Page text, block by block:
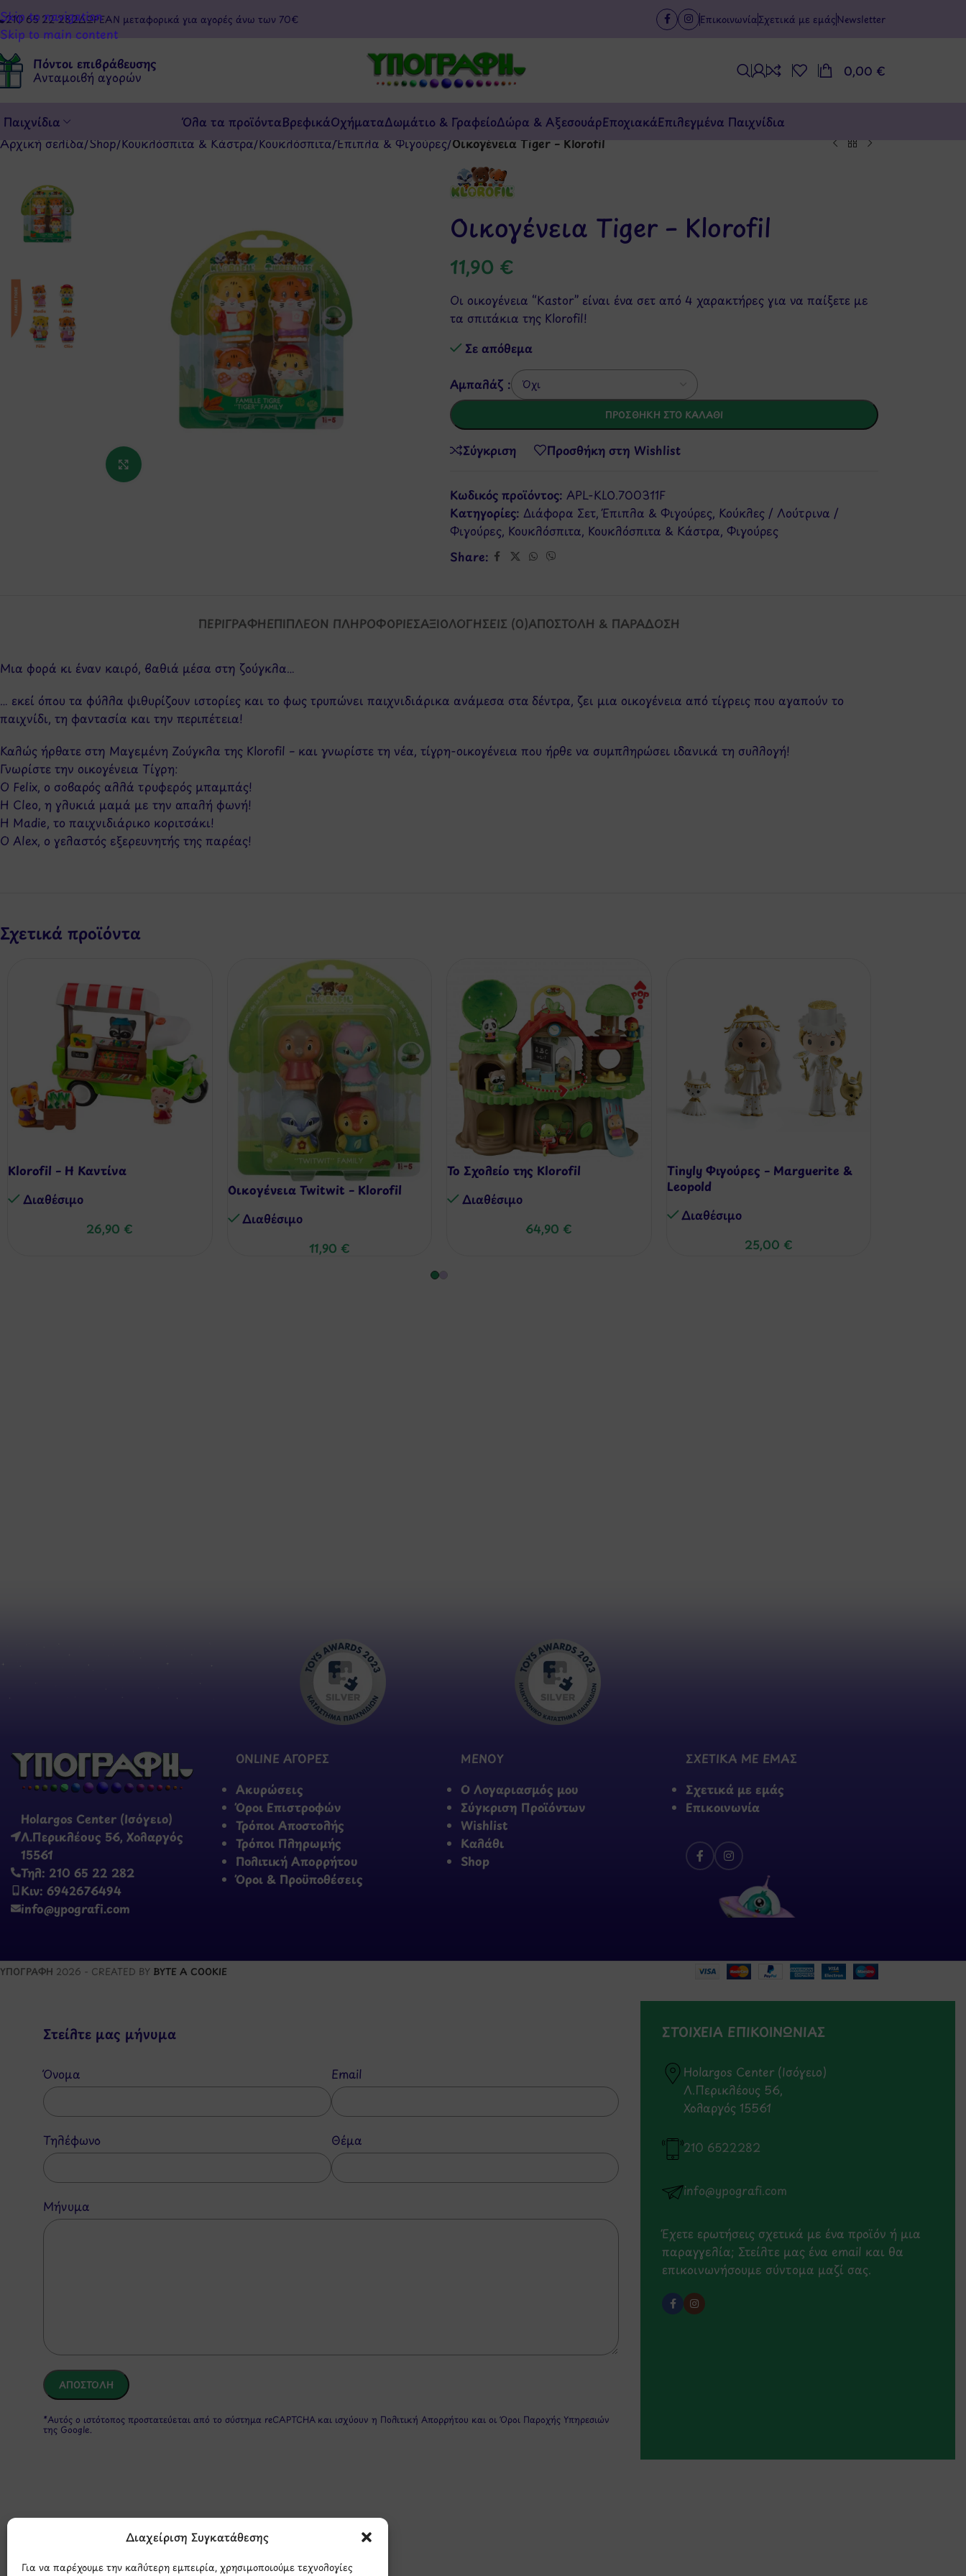
Διαχείριση Συγκατάθεσης
Για να παρέχουμε την καλύτερη εμπειρία, χρησιμοποιούμε τεχνολογίες
Skip to navigation
Skip to main content
210 65 22 282ΔΩΡΕΑΝ μεταφορικά για αγορές άνω των 70€ Επικοινωνία Σχετικά με εμάςNewsletter
Πόντοι επιβράβευσης
Ανταμοιβή αγορών 0,00 €
Παιχνίδια Όλα τα προϊόνταΒρεφικάΟχήματαΔωμάτιο & ΓραφείοΔώρα & ΑξεσουάρΕποχιακάΕπιλεγμένα Παιχνίδια
Αρχική σελίδα/Shop/Κουκλόσπιτα & Κάστρα/Κουκλόσπιτα/Έπιπλα & Φιγούρες/Οικογένεια Tiger – Klorofil
Οικογένεια Tiger – Klorofil
11,90 €
Οι οικογένεια “Kastor” είναι ένα σετ από 4 χαρακτήρες για να παίξετε με
τα σπιτάκια της Klorofil!
Σε απόθεμα
Αμπαλάζ :
ΠΡΟΣΘΉΚΗ ΣΤΟ ΚΑΛΆΘΙ
Σύγκριση Προσθήκη στη Wishlist
Κωδικός προϊόντος: APL-KLO.700311F
Κατηγορίες: Διάφορα Σετ, Έπιπλα & Φιγούρες, Κούκλες / Λούτρινα /
Φιγούρες, Κουκλόσπιτα, Κουκλόσπιτα & Κάστρα, Φιγούρες
Share:
ΠΕΡΙΓΡΑΦΉΕΠΙΠΛΈΟΝ ΠΛΗΡΟΦΟΡΊΕΣΑΞΙΟΛΟΓΉΣΕΙΣ (0)ΑΠΟΣΤΟΛΉ & ΠΑΡΆΔΟΣΗ
Μια φορά κι έναν καιρό, βαθιά μέσα στη ζούγκλα…
… εκεί όπου τα φύλλα ψιθυρίζουν ιστορίες και το φως τρυπώνει παιχνιδιάρικα ανάμεσα στα δέντρα, ζει μια οικογένεια από τίγρεις που αγαπούν το
παιχνίδι, τη φαντασία και την περιπέτεια!
Καλώς ήρθατε στη Μαγεμένη Ζούγκλα της Klorofil – και γνωρίστε τη νέα, τίγρη-οικογένεια που ήρθε να συμπληρώσει ιδανικά τη συλλογή!
Γνωρίστε την οικογένεια Τίγρη:
Ο Felix, ο σοβαρός αλλά τρυφερός μπαμπάς!
Η Cleo, η γλυκιά μαμά με την απαλή φωνή!
Η Madie, το παιχνιδιάρικο κοριτσάκι!
Ο Alex, ο γελαστός εξερευνητής της παρέας!
Σχετικά προϊόντα
Klorofil – Η Καντίνα
Διαθέσιμo
26,90€
Οικογένεια Twitwit – Klorofil
Διαθέσιμo
11,90 €
Το Σχολείο της Klorofil
Διαθέσιμo
64,90€
Tinyly Φιγούρες – Marguerite &
Leopold
Διαθέσιμo
25,00 €
Holargos Center (Ισόγειο)
Λ.Περικλέους 56, Χολαργός
15561
Τηλ: 210 65 22 282
Κιν: 6942676494
info@ypografi.com
ONLINE ΑΓΟΡΕΣ
Ακυρώσεις
Όροι Επιστροφών
Τρόποι Αποστολής
Τρόποι Πληρωμής
Πολιτική Απορρήτου
Όροι & Προϋποθέσεις
ΜΕΝΟΥ
Ο Λογαριασμός μου
Σύγκριση Προϊόντων
Wishlist
Καλάθι
Shop
ΣΧΕΤΙΚΑ ΜΕ ΕΜΑΣ
Σχετικά με εμάς
Επικοινωνία
ΥΠΟΓΡΑΦΗ 2026 - CREATED BY BYTE A COOKIE
Στείλτε μας μήνυμα
Όνομα Email
Τηλέφωνο Θέμα
Μήνυμα
*Αυτός ο ιστότοπος προστατεύεται από το σύστημα reCAPTCHA και ισχύουν η Πολιτική Απορρήτου και οιΌροι Παροχής Υπηρεσιών
της Google.
ΣΤΟΙΧΕΙΑ ΕΠΙΚΟΙΝΩΝΙΑΣ
Holargos Center (Ισόγειο)
Λ.Περικλέους 56,
Χολαργός 15561
210 6522282
info@ypografi.com
Έχετε ερωτήσεις σχετικά με ένα προϊόν ή μια
παραγγελία; Στείλτε μας ένα email και θα
επικοινωνήσουμε σύντομα μαζί σας.